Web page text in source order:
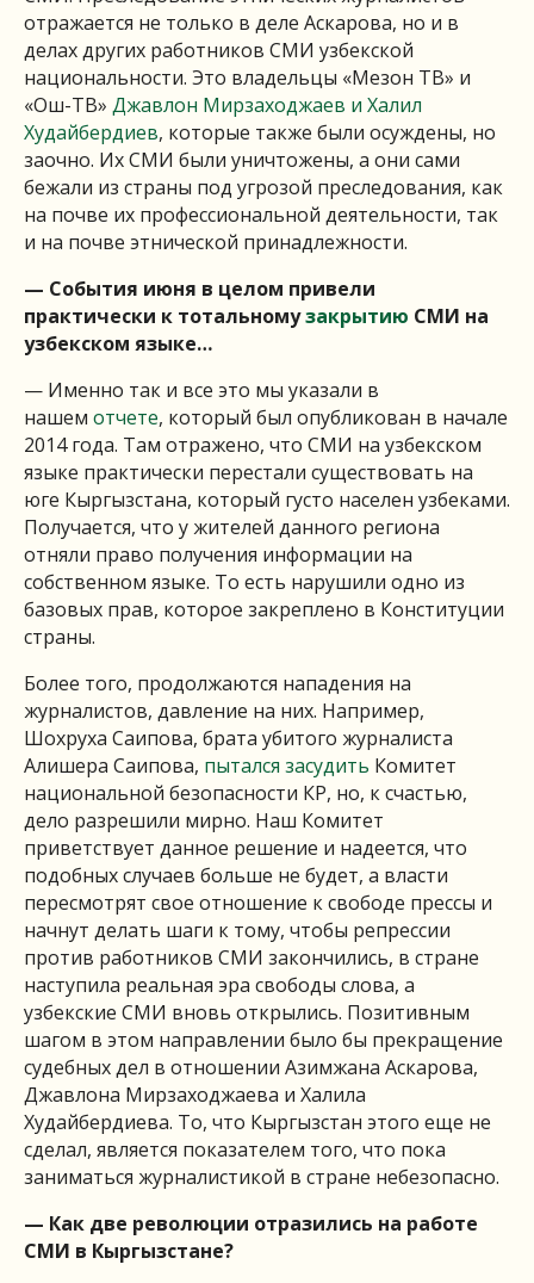
отражается не только в деле Аскарова, но и в
делах других работников СМИ узбекской
национальности. Это владельцы «Мезон ТВ» и
«Ош-ТВ» Джавлон Мирзаходжаев и Халил
Худайбердиев, которые также были осуждены, но
заочно. Их СМИ были уничтожены, а они сами
бежали из страны под угрозой преследования, как
на почве их профессиональной деятельности, так
и на почве этнической принадлежности.
— События июня в целом привели
практически к тотальномузакрытию СМИ на
узбекском языке…
— Именно так и все это мы указали в
нашем отчете, который был опубликован в начале
2014 года. Там отражено, что СМИ на узбекском
языке практически перестали существовать на
юге Кыргызстана, который густо населен узбеками.
Получается, что у жителей данного региона
отняли право получения информации на
собственном языке. То есть нарушили одно из
базовых прав, которое закреплено в Конституции
страны.
Более того, продолжаются нападения на
журналистов, давление на них. Например,
Шохруха Саипова, брата убитого журналиста
Алишера Саипова, пытался засудить Комитет
национальной безопасности КР, но, к счастью,
дело разрешили мирно. Наш Комитет
приветствует данное решение и надеется, что
подобных случаев больше не будет, а власти
пересмотрят свое отношение к свободе прессы и
начнут делать шаги к тому, чтобы репрессии
против работников СМИ закончились, в стране
наступила реальная эра свободы слова, а
узбекские СМИ вновь открылись. Позитивным
шагом в этом направлении было бы прекращение
судебных дел в отношении Азимжана Аскарова,
Джавлона Мирзаходжаева и Халила
Худайбердиева. То, что Кыргызстан этого еще не
сделал, является показателем того, что пока
заниматься журналистикой в стране небезопасно.
— Как две революции отразились на работе
СМИ в Кыргызстане?